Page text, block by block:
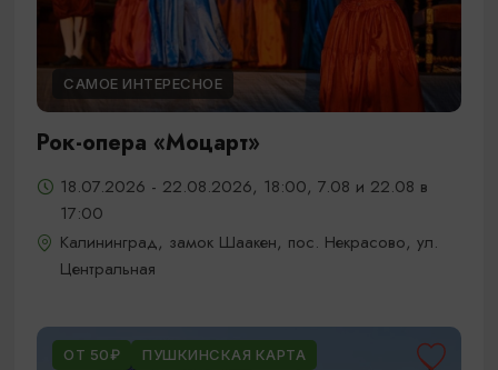
САМОЕ ИНТЕРЕСНОЕ
Рок-опера «Моцарт»
18.07.2026 - 22.08.2026, 18:00, 7.08 и 22.08 в
17:00
Калининград, замок Шаакен, пос. Некрасово, ул.
Центральная
ОТ 50₽ ПУШКИНСКАЯ КАРТА